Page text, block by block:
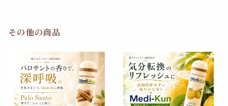
その他の商品